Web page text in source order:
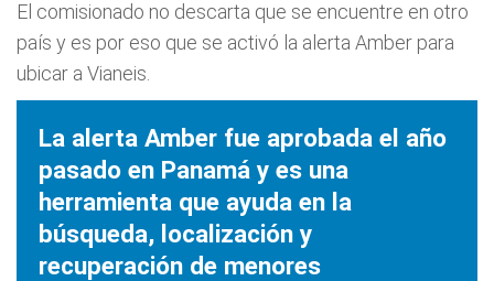
El comisionado no descarta que se encuentre en otro
país y es por eso que se activó la alerta Amber para
ubicar a Vianeis.
La alerta Amber fue aprobada el año
pasado en Panamá y es una
herramienta que ayuda en la
búsqueda, localización y
recuperación de menores